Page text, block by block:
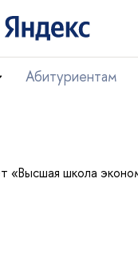
Абитуриентам
«Высшая школа